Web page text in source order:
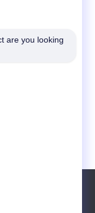
are you looking